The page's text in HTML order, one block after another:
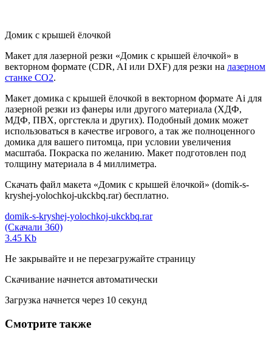
Домик с крышей ёлочкой
Макет для лазерной резки «Домик с крышей ёлочкой» в
векторном формате (CDR, AI или DXF) для резки на лазерном
станке СО2.
Макет домика с крышей ёлочкой в векторном формате Ai для
лазерной резки из фанеры или другого материала (ХДФ,
МДФ, ПВХ, оргстекла и других). Подобный домик может
использоваться в качестве игрового, а так же полноценного
домика для вашего питомца, при условии увеличения
масштаба. Покраска по желанию. Макет подготовлен под
толщину материала в 4 миллиметра.
Скачать файл макета «Домик с крышей ёлочкой» (domik-s-
kryshej-yolochkoj-ukckbq.rar) бесплатно.
domik-s-kryshej-yolochkoj-ukckbq.rar
(Скачали 360)
3.45 Kb
Не закрывайте и не перезагружайте страницу
Скачивание начнется автоматически
Загрузка начнется через 10 секунд
Смотрите также